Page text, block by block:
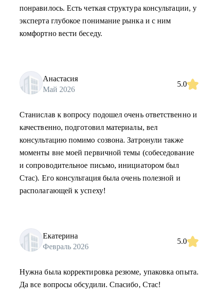
понравилось. Есть четкая структура консультации, у
эксперта глубокое понимание рынка и с ним
комфортно вести беседу.
Анастасия
Май 2026
5.0
Станислав к вопросу подошел очень ответственно и
качественно, подготовил материалы, вел
консультацию помимо созвона. Затронули также
моменты вне моей первичной темы (собеседование
и сопроводительное письмо, инициатором был
Стас). Его консультация была очень полезной и
располагающей к успеху!
Екатерина
Февраль 2026
5.0
Нужна была корректировка резюме, упаковка опыта.
Да все вопросы обсудили. Спасибо, Стас!